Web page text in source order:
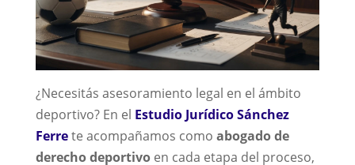
¿Necesitás asesoramiento legal en el ámbito
deportivo? En el Estudio Jurídico Sánchez
Ferrete acompañamos como abogado de
derecho deportivoen cada etapa del proceso,